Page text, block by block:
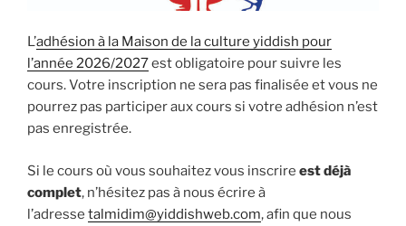
L’adhésion à la Maison de la culture yiddish pour
l’année 2026/2027est obligatoire pour suivre les
cours. Votre inscription ne sera pas finalisée et vous ne
pourrez pas participer aux cours si votre adhésion n’est
pas enregistrée.
Si le cours où vous souhaitez vous inscrire est déjà
complet, n’hésitez pas à nous écrire à
l’adresse talmidim@yiddishweb.com, afin que nous